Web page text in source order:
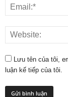
Lưu tên của tôi,
luận kế tiếp của tôi.